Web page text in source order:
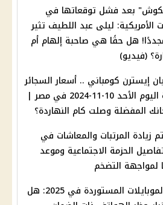
بعد فشل توقعاتها في
الأمريكية: ليلى عبد اللطيف تثير
هل حقًا هي صاحبة إلهام أم
(فيديو)
إيسترن كومباني .. أسعار السجائر
الجديدة اليوم الأحد 10-11-2024 في مصر |
المفضلة وصلت كام النهاردة؟
زيادة المرتبات والمعاشات في
تفاصيل الحزمة الاجتماعية وموعد
لمواجهة التضخم
إيقاف الموبايلات المستوردة في 2025: هل